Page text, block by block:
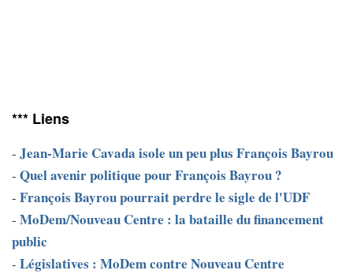
*** Liens
- Jean-Marie Cavada isole un peu plus François Bayrou
- Quel avenir politique pour François Bayrou ?
- François Bayrou pourrait perdre le sigle de l'UDF
- MoDem/Nouveau Centre : la bataille du financement
public
- Législatives : MoDem contre Nouveau Centre